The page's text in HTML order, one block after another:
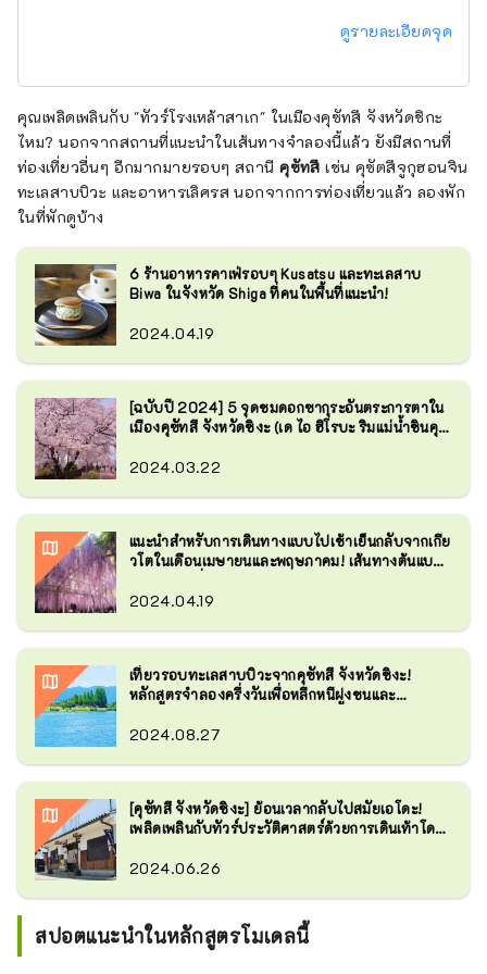
ดูรายละเอียดจุด
คุณเพลิดเพลินกับ "ทัวร์โรงเหล้าสาเก" ในเมืองคุซัทสึ จังหวัดชิกะ
ไหม? นอกจากสถานที่แนะนำในเส้นทางจำลองนี้แล้ว ยังมีสถานที่
ท่องเที่ยวอื่นๆ อีกมากมายรอบๆ สถานีคุซัทสึ เช่น คุซัตสึจูกุฮอนจิน
ทะเลสาบบิวะ และอาหารเลิศรส นอกจากการท่องเที่ยวแล้ว ลองพัก
ในที่พักดูบ้าง
6 ร้านอาหารคาเฟ่รอบๆ Kusatsu และทะเลสาบ
Biwa ในจังหวัด Shiga ที่คนในพื้นที่แนะนำ!
2024.04.19
[ฉบับปี 2024] 5 จุดชมดอกซากุระอันตระการตาใน
เมืองคุซัทสึ จังหวัดชิงะ (เด ไอ ฮิโรบะ ริมแม่น้ำชินคุ
2024.03.22
แนะนำสำหรับการเดินทางแบบไปเช้าเย็นกลับจากเกีย
วโตในเดือนเมษายนและพฤษภาคม! เส้นทางต้นแบบ
2024.04.19
เที่ยวรอบทะเลสาบบิวะจากคุซัทสึ จังหวัดชิงะ!
หลักสูตรจำลองครึ่งวันเพื่อหลีกหนีฝูงชนและ
2024.08.27
[คุซัทสึ จังหวัดชิงะ] ย้อนเวลากลับไปสมัยเอโดะ!
เพลิดเพลินกับทัวร์ประวัติศาสตร์ด้วยการเดินเท้าโดย
2024.06.26
สปอตแนะนำในหลักสูตรโมเดลนี้